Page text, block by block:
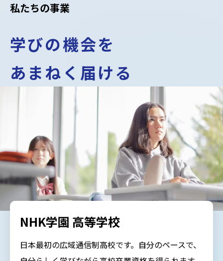
私たちの事業
学びの機会を
あまねく届ける
NHK学園 高等学校
日本最初の広域通信制高校です。自分のペースで、